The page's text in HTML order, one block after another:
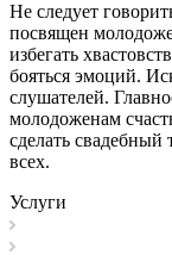
Не следует
посвящен
избегать
бояться эмоций.
слушателей.
молодоженам
сделать
всех.
Услуги